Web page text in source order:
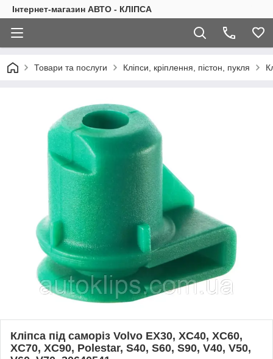
Інтернет-магазин АВТО - КЛІПСА
Товари та послуги Кліпси, кріплення, пістон, пукля
Кліпса під саморіз Volvo EX30, XC40, XC60,
XC70, XC90, Polestar, S40, S60, S90, V40, V50,